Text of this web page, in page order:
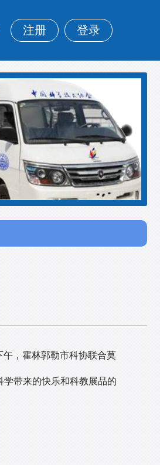
注册 登录
，霍林郭勒市科协联合莫
学带来的快乐和科教展品的